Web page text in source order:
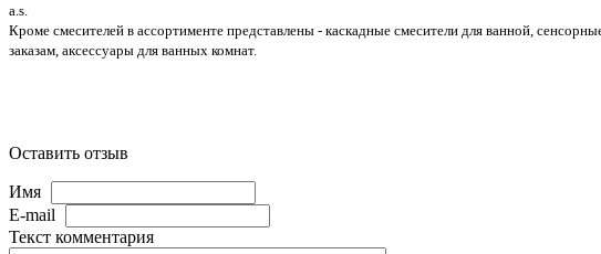
a.s.
Кроме смесителей в ассортименте представлены - каскадные смесители для ванной,
заказам, аксессуары для ванных комнат.
Оставить отзыв
Имя
E-mail
Текст комментария